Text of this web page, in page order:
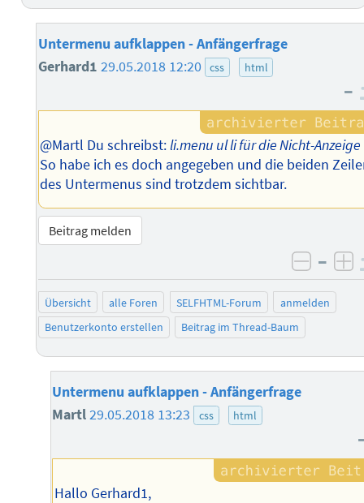
Untermenu aufklappen - Anfängerfrage
Gerhard1 29.05.2018 12:20 css html
–
@Martl Du schreibst:li.menu ul li für die Nicht-Anzeige
So habe ich es doch angegeben und die beiden
des Untermenus sind trotzdem sichtbar.
Beitrag melden
–
Übersicht alle Foren SELFHTML-Forum
anmelden
Benutzerkonto erstellen
Beitrag im Thread-Baum
Untermenu aufklappen - Anfängerfrage
Martl29.05.2018 13:23 css html
Hallo Gerhard1,